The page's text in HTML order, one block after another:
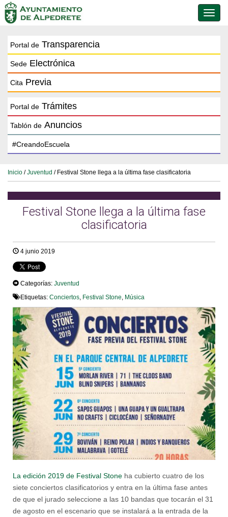
de
Portal de Transparencia
Sede Electrónica
Cita Previa
Portal de Trámites
Tablón de Anuncios
Inicio /Juventud / Festival Stone llega a la última fase clasificatoria
Festival Stone llega a la última fase
clasificatoria
4 junio 2019
Categorías: Juventud
Etiquetas: Conciertos Festival Stone Música
La edición 2019 de Festival Stone ha cubierto cuatro de los
siete conciertos clasificatorios y entra en la última fase antes
de que el jurado seleccione a las 10 bandas que tocarán el 31
de agosto en el escenario que se instalará a la entrada de la